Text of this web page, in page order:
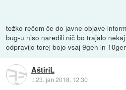
težko rečem če do javne objave
bug-u niso naredili nič bo trajalo
odpravijo torej bojo vsaj 9gen in
AštiriL
::23. jan 2018, 12:30